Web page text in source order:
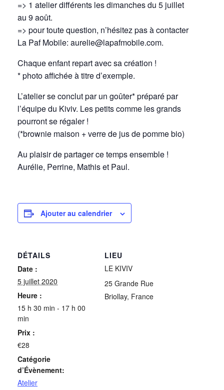
=> 1 atelier différents les dimanches du 5 juillet
au 9 août.
=> pour toute question, n’hésitez pas à contacter
La Paf Mobile: aurelie@lapafmobile.com.
Chaque enfant repart avec sa création !
* photo affichée à titre d’exemple.
L’atelier se conclut par un goûter* préparé par
l’équipe du Kiviv. Les petits comme les grands
pourront se régaler !
(*brownie maison + verre de jus de pomme bio)
Au plaisir de partager ce temps ensemble !
Aurélie, Perrine, Mathis et Paul.
Ajouter au calendrier
DÉTAILS
Date :
5 juillet 2020
Heure :
15 h 30 min - 17 h 00
min
Prix :
€28
Catégorie
d’Évènement:
Atelier
LIEU
LE KIVIV
25 Grande Rue
Briollay, France